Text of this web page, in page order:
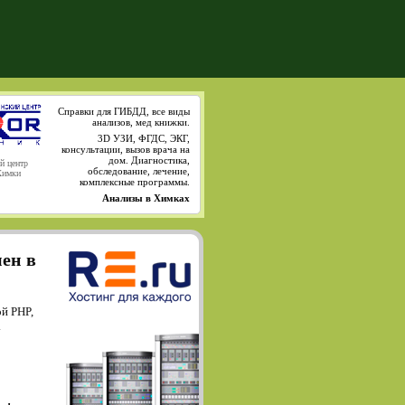
центр
Справки для ГИБДД, все виды
анализов, мед книжки.
3D УЗИ, ФГДС, ЭКГ,
консультации, вызов врача на
дом. Диагностика,
обследование, лечение,
комплексные программы.
Анализы в Химках
в
PHP,